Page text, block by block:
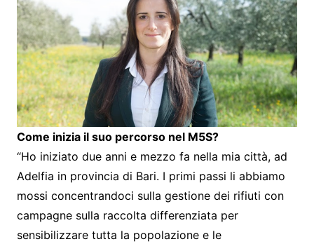
Come inizia il suo percorso nel M5S?
“Ho iniziato due anni e mezzo fa nella mia città, ad
Adelfia in provincia di Bari. I primi passi li abbiamo
mossi concentrandoci sulla gestione dei rifiuti con
campagne sulla raccolta differenziata per
sensibilizzare tutta la popolazione e le